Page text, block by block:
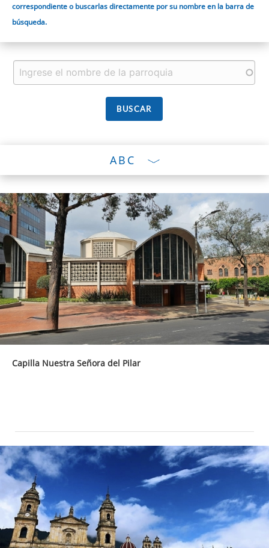
correspondiente o buscarlas directamente por su nombre en la barra de
búsqueda.
ABC
Capilla Nuestra Señora del Pilar